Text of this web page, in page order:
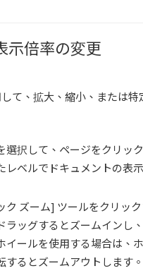
示倍率の変更
て、拡大、縮小、または特
択して、ページをクリッ
レベルでドキュメントの表
ク ズーム] ツールをクリッ
ラッグするとズームインし
イールを使用する場合は、
るとズームアウトします。